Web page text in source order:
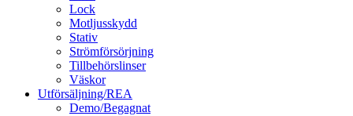
Lock
Motljusskydd
Stativ
Strömförsörjning
Tillbehörslinser
Väskor
Utförsäljning/REA
Demo/Begagnat